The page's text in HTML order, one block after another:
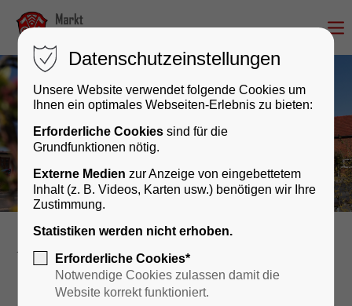
Rathaus & Bürgerservice
Datenschutzeinstellungen
Unsere Website verwendet folgende Cookies um
Ihnen ein optimales Webseiten-Erlebnis zu bieten:
Erforderliche Cookies sind für die
Grundfunktionen nötig.
Externe Medien zur Anzeige von eingebettetem
Inhalt (z. B. Videos, Karten usw.) benötigen wir Ihre
Zustimmung.
Statistiken werden nicht erhoben.
Erforderliche Cookies*
Notwendige Cookies zulassen damit die
Website korrekt funktioniert.